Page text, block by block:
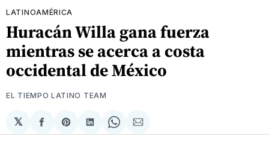
LATINOAMÉRICA
Huracán Willa gana fuerza
mientras se acerca a costa
occidental de México
EL TIEMPO LATINO TEAM
𝕏
Compartir
en
Share
on
Compartir
en
Share
on
Compartir
via